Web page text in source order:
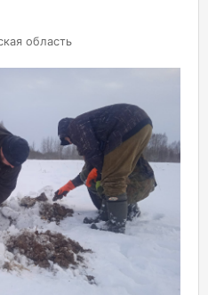
область